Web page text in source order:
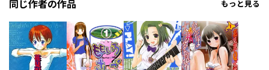
同じ作者の作品 もっと見る